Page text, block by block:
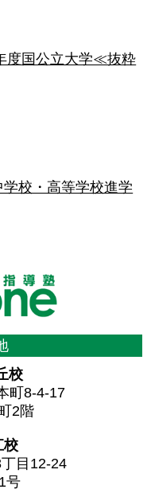
度国公立大学≪抜粋
校・高等学校進学
校
町8-4-17
2階
校
目12-24
号